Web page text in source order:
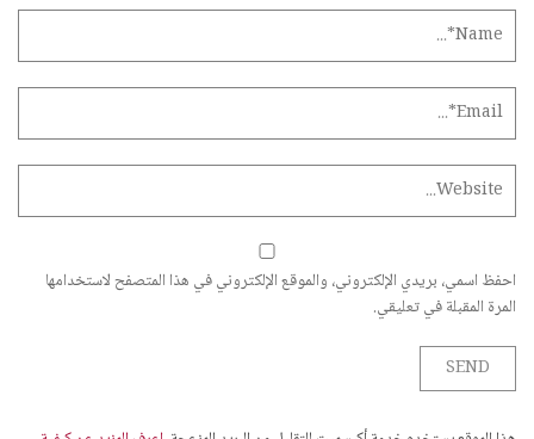
احفظ اسمي، بريدي الإلكتروني، والموقع الإلكتروني في هذا المتصفح لاستخدامها
المرة المقبلة في تعليقي.